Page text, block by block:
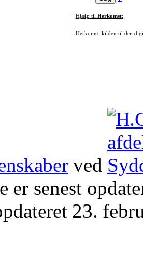
Hjælp til Herkomst:
Herkomst: kilden til den
ved
er senest
23.